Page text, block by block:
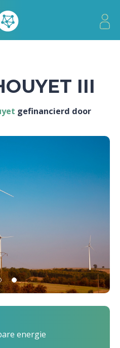
III
gefinancierd door
energie